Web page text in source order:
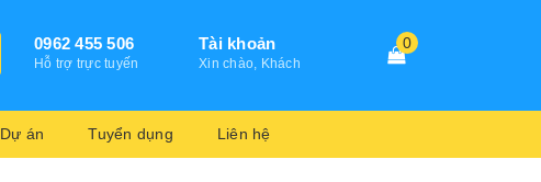
0962 455 506
Hỗ trợ trực tuyến
Tài khoản
Xin chào, Khách
0
Dự án Tuyển dụng Liên hệ